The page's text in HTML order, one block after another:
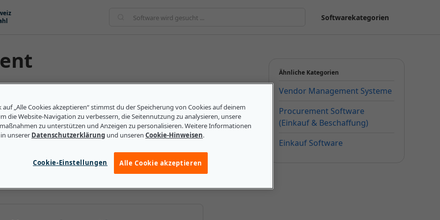
Softwarekategorien
die Dienstleistungen für ihr Unternehmen
besseren Kostenkontrolle und Servicequalität
verbundenen Risiken verringern.
Führungskräfte: – Die richtigen Anbieter basierend
auswählen. – Die für sie passenden
von Anbietern festlegen. – Das mit der Arbeit mit
zahlen, die sie tatsächlich
werden, das zu ihrem Geschäft passt.
Ähnliche Kategorien
Vendor Management Systeme
Procurement Software
(Einkauf & Beschaffung)
Einkauf Software
auf „Alle Cookies akzeptieren“ stimmst du der Speicherung von Cookies auf deinem
die Website-Navigation zu verbessern, die Seitennutzung zu analysieren, unsere
zu unterstützen und Anzeigen zu personalisieren. Weitere Informationen
unserer Datenschutzerklärung und unseren Cookie-Hinweisen.
Cookie-Einstellungen Alle Cookie akzeptieren